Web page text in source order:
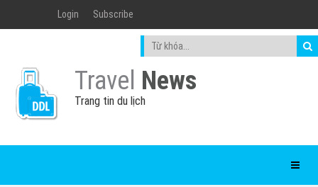
Login Subscribe
Travel News
Trang tin du lịch